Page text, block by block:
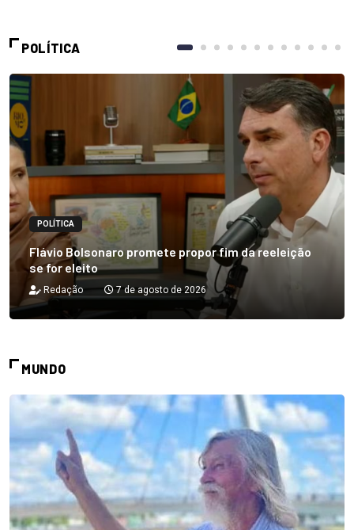
POLÍTICA
POLÍTICA
Flávio Bolsonaro promete propor fim da reeleição
se for eleito
Redação 7 de agosto de 2026
MUNDO